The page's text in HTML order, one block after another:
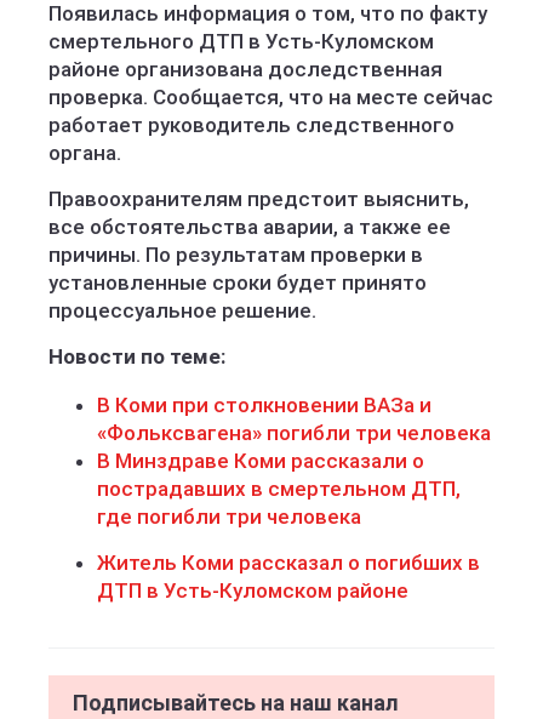
Появилась информация о том, что по факту
смертельного ДТП в Усть-Куломском
районе организована доследственная
проверка. Сообщается, что на месте сейчас
работает руководитель следственного
органа.
Правоохранителям предстоит выяснить,
все обстоятельства аварии, а также ее
причины. По результатам проверки в
установленные сроки будет принято
процессуальное решение.
Новости по теме:
В Коми при столкновении ВАЗа и
«Фольксвагена» погибли три человека
В Минздраве Коми рассказали о
пострадавших в смертельном ДТП,
где погибли три человека
Житель Коми рассказал о погибших в
ДТП в Усть-Куломском районе
Подписывайтесь на наш канал